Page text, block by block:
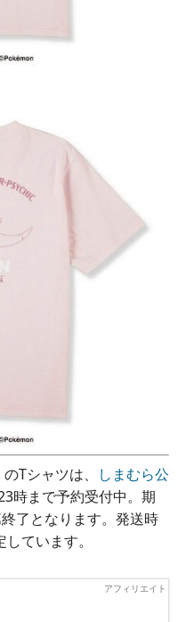
Tシャツは、
しまむら公
時まで予約受付中。期
了となります。発送時
ています。